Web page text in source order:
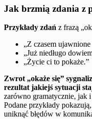
Jak brzmią zdania z
Przykłady zdań z frazą
„Z czasem
„Już niedługo
„Życie ci to pokaże.”
Zwrot „okaże się”
rezultat jakiejś sytuacji
zarówno gramatycznie, jak
Podane przykłady
uniknąć błędów w